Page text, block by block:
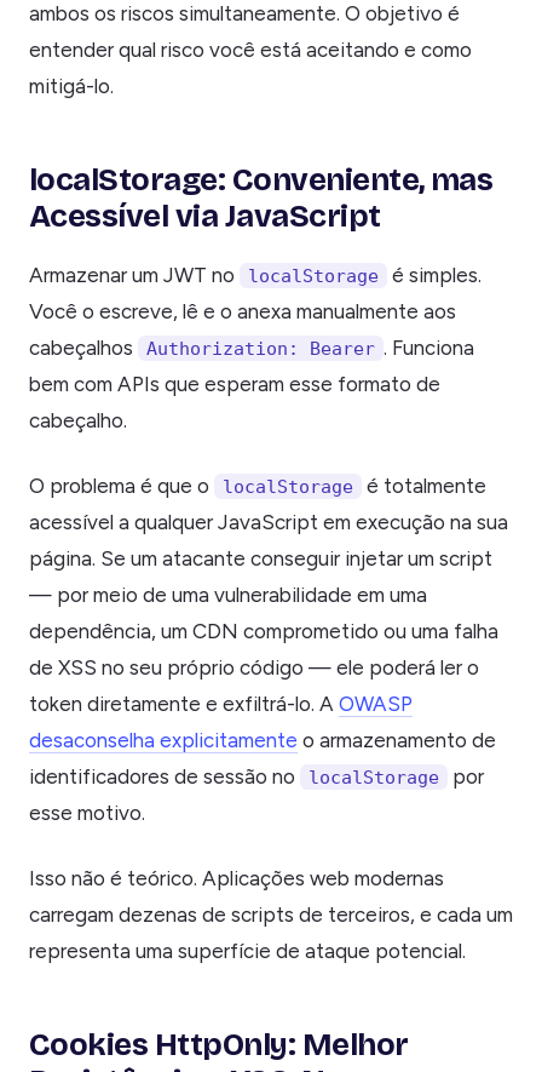
ambos os riscos simultaneamente. O objetivo é
entender qual risco você está aceitando e como
mitigá-lo.
localStorage: Conveniente, mas
Acessível via JavaScript
Armazenar um JWT no localStorage
é simples.
Você o escreve, lê e o anexa manualmente aos
cabeçalhos
Authorization: Bearer . Funciona
bem com APIs que esperam esse formato de
cabeçalho.
O problema é que o localStorage
é totalmente
acessível a qualquer JavaScript em execução na sua
página. Se um atacante conseguir injetar um script
— por meio de uma vulnerabilidade em uma
dependência, um CDN comprometido ou uma falha
de XSS no seu próprio código — ele poderá ler o
token diretamente e exfiltrá-lo. A OWASP
desaconselha explicitamente o armazenamento de
identificadores de sessão no
localStorage
por
esse motivo.
Isso não é teórico. Aplicações web modernas
carregam dezenas de scripts de terceiros, e cada um
representa uma superfície de ataque potencial.
Cookies HttpOnly: Melhor